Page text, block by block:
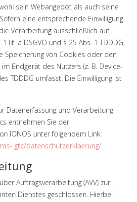
sein Webangebot als auch seine
eine entsprechende Einwilligung
Verarbeitung ausschließlich auf
lit. a DSGVO und § 25 Abs. 1 TDDDG,
Speicherung von Cookies oder den
Endgerät des Nutzers (z. B. Device-
TDDDG umfasst. Die Einwilligung ist
Datenerfassung und Verarbeitung
entnehmen Sie der
IONOS unter folgendem Link:
gtc/datenschutzerklaerung/
Auftragsverarbeitung (AVV) zur
Dienstes geschlossen. Hierbei